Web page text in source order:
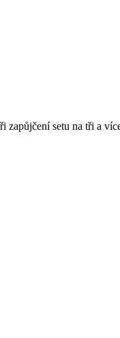
zapůjčení setu na tři a